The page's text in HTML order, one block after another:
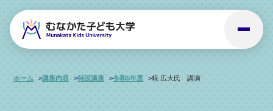
ホーム 講座内容 特設講座 令和5年度 糀 広大氏 講演